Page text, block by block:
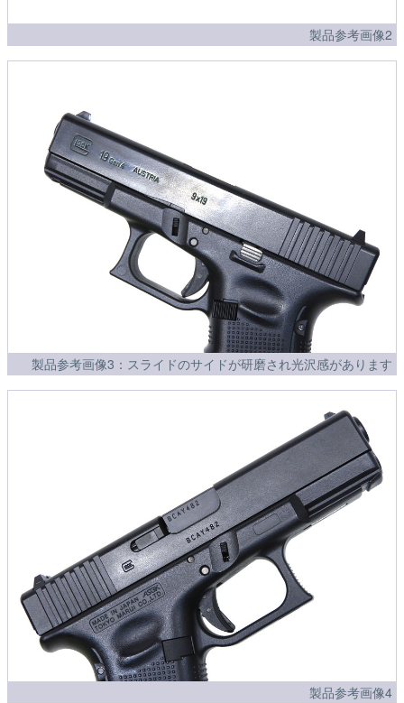
製品参考画像2
製品参考画像3：スライドのサイドが研磨され光沢感があります
製品参考画像4